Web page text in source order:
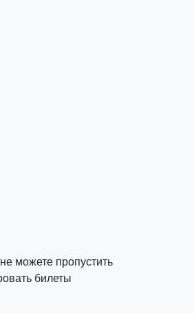
можете пропустить
билеты